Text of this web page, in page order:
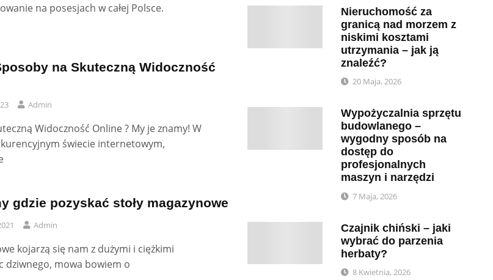
na posesjach w całej Polsce.
na Skuteczną Widoczność
Admin
Widoczność Online ? My je znamy! W
świecie internetowym,
gdzie pozyskać stoły magazynowe
Admin
kojarzą się nam z dużymi i ciężkimi
dziwnego, mowa bowiem o
Nieruchomość za
granicą nad morzem z
niskimi kosztami
utrzymania – jak ją
znaleźć?
20 Maja, 2026
Wypożyczalnia sprzętu
budowlanego –
wygodny sposób na
dostęp do
profesjonalnych
maszyn i narzędzi
7 Maja, 2026
Czajnik chiński – jaki
wybrać do parzenia
herbaty?
8 Kwietnia, 2026